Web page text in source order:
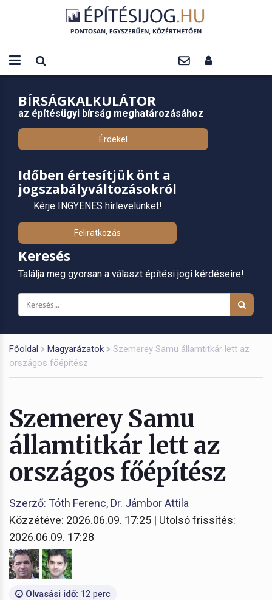
BÍRSÁGKALKULÁTOR
az építésügyi bírság meghatározásához
Érdekel
Időben értesítjük önt a
jogszabályváltozásokról
Kérje INGYENES hírlevelünket!
Feliratkozás
Keresés
Találja meg gyorsan a választ építési jogi kérdéseire!
Főoldal Magyarázatok
Szemerey Samu államtitkár lett az
országos főépítész
Szemerey Samu
államtitkár lett az
országos főépítész
Szerző: Tóth Ferenc, Dr. Jámbor Attila
Közzétéve: 2026.06.09. 17:25 | Utolsó frissítés:
2026.06.09. 17:28
Olvasási idő: 12 perc